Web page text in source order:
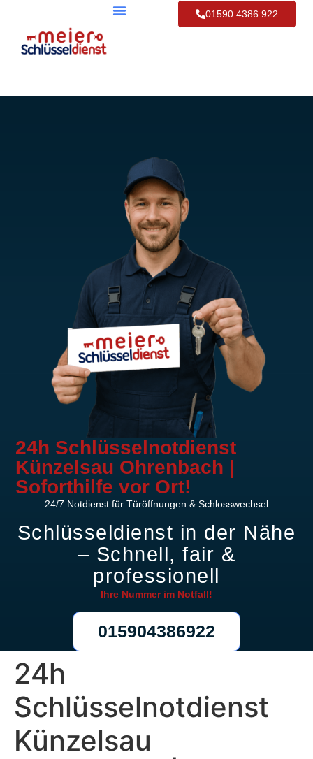
01590 4386 922
24h Schlüsselnotdienst
Künzelsau Ohrenbach |
Soforthilfe vor Ort!
24/7 Notdienst für Türöffnungen & Schlosswechsel
Schlüsseldienst in der Nähe
– Schnell, fair &
professionell
Ihre Nummer im Notfall!
015904386922
24h
Schlüsselnotdienst
Künzelsau